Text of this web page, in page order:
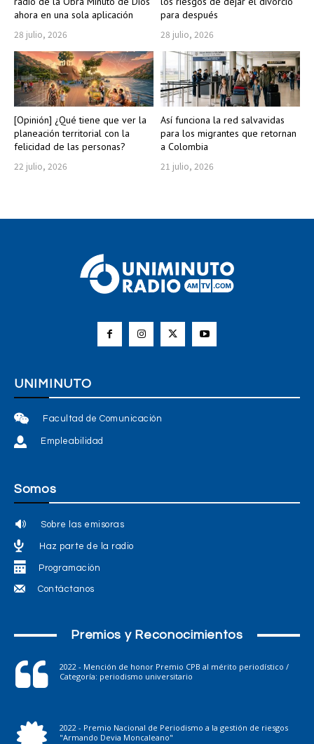
ahora en una sola aplicación
28 julio, 2026
para después
28 julio, 2026
[Opinión] ¿Qué tiene que ver la
planeación territorial con la
felicidad de las personas?
22 julio, 2026
Así funciona la red salvavidas
para los migrantes que retornan
a Colombia
21 julio, 2026
UNIMINUTO
Facultad de Comunicación
Empleabilidad
Somos
Sobre las emisoras
Haz parte de la radio
Programación
Contáctanos
Premios y Reconocimientos
2022 - Mención de honor Premio CPB al mérito periodístico /
Categoría: periodismo universitario
2022 - Premio Nacional de Periodismo a la gestión de riesgos
"Armando Devia Moncaleano"